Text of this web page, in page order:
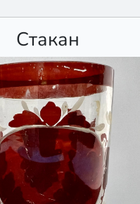
Стакан